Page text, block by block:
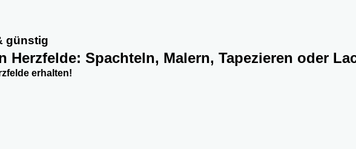
günstig
Herzfelde: Spachteln, Malern, Tapezieren oder
erhalten!